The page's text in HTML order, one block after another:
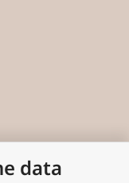
data